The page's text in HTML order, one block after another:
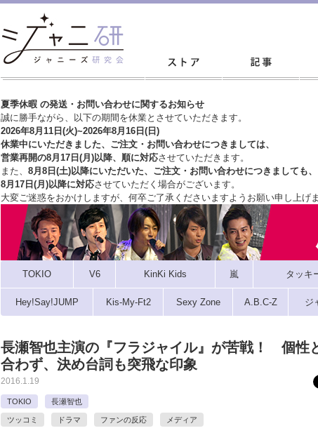
夏季休暇 の発送・お問い合わせに関するお知らせ
誠に勝手ながら、以下の期間を休業とさせていただきます。
2026年8月11日(火)~2026年8月16日(日)
休業中にいただきました、ご注文・お問い合わせにつきましては、
営業再開の8月17日(月)以降、順に対応させていただきます。
また、 8月8日(土)以降にいただいた、ご注文・ お問い合わせにつきましても、
8月17日(月)以降に対応させていただく場合がございます。
大変ご迷惑をおかけしますが、 何卒ご了承くださいますようお願い申し上げま
TOKIO V6 KinKi Kids 嵐 タッキ
Hey!Say!JUMP Kis-My-Ft2 Sexy Zone A.B.C-Z ジ
長瀬智也主演の『フラジャイル』が苦戦！ 個性
合わず、決め台詞も突飛な印象
2016.1.19
TOKIO 長瀬智也
ツッコミ ドラマ ファンの反応 メディア